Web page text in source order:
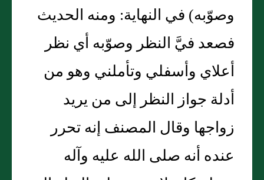
وصوّبه) في النهاية: ومنه الحديث
فصعد فيَّ النظر وصوّبه أي نظر
أعلاي وأسفلي وتأملني وهو من
أدلة جواز النظر إلى من يريد
زواجها وقال المصنف إنه تحرر
عنده أنه صلى الله عليه وآله